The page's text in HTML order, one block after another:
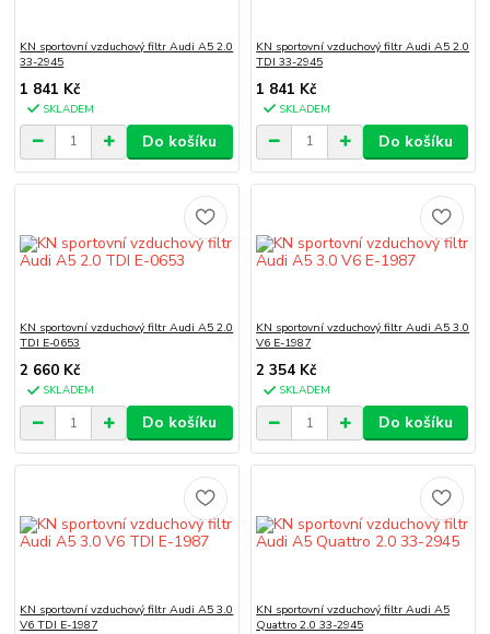
KN sportovní vzduchový filtr Audi A5 2.0
33-2945
1 841 Kč
SKLADEM
Do košíku
KN sportovní vzduchový filtr Audi A5 2.0
TDI 33-2945
1 841 Kč
SKLADEM
Do košíku
KN sportovní vzduchový filtr Audi A5 2.0
TDI E-0653
2 660 Kč
SKLADEM
Do košíku
KN sportovní vzduchový filtr Audi A5 3.0
V6 E-1987
2 354 Kč
SKLADEM
Do košíku
KN sportovní vzduchový filtr Audi A5 3.0
V6 TDI E-1987
KN sportovní vzduchový filtr Audi A5
Quattro 2.0 33-2945